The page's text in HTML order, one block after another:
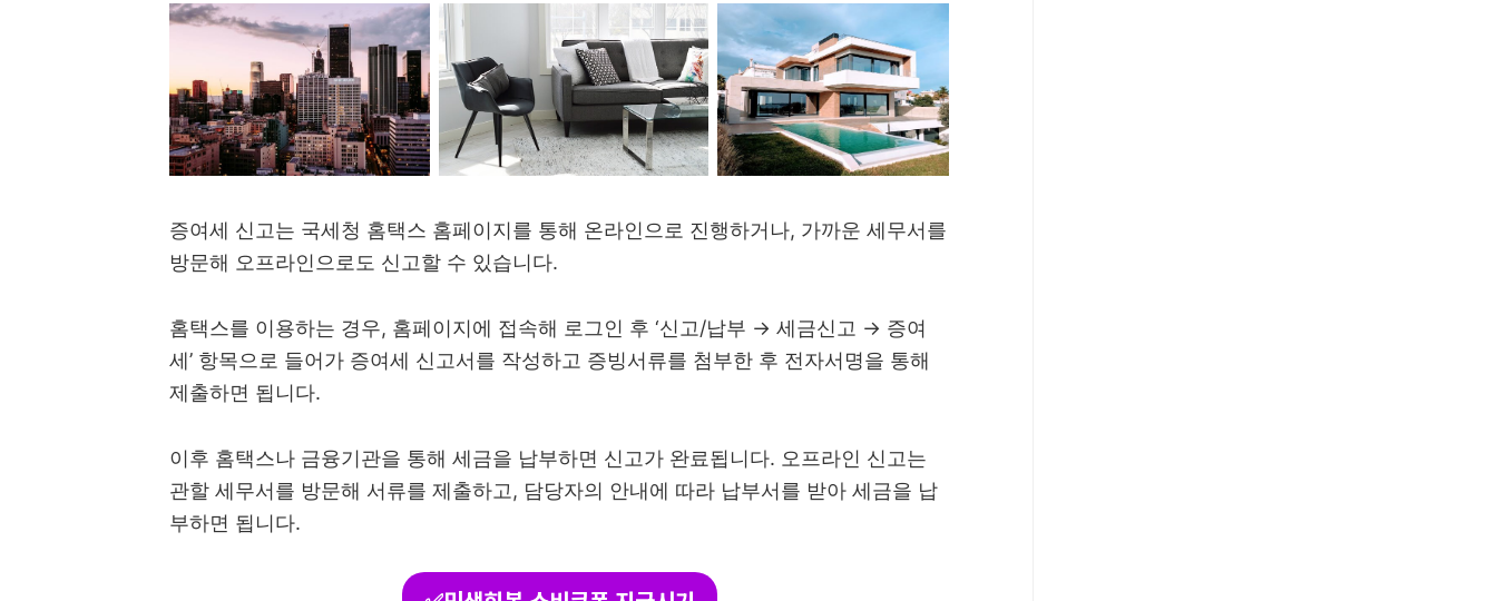
증여세 신고는 국세청 홈택스 홈페이지를 통해 온라인으로 진행하거나, 가까운 세무서를
방문해 오프라인으로도 신고할 수 있습니다.
홈택스를 이용하는 경우, 홈페이지에 접속해 로그인 후 ‘신고/납부 → 세금신고 → 증여
세’ 항목으로 들어가 증여세 신고서를 작성하고 증빙서류를 첨부한 후 전자서명을 통해
제출하면 됩니다.
이후 홈택스나 금융기관을 통해 세금을 납부하면 신고가 완료됩니다. 오프라인 신고는
관할 세무서를 방문해 서류를 제출하고, 담당자의 안내에 따라 납부서를 받아 세금을 납
부하면 됩니다.